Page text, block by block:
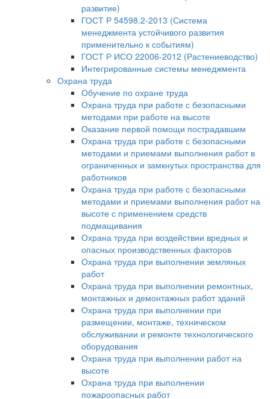
развитие)
ГОСТ Р 54598.2-2013 (Система
менеджмента устойчивого развития
применительно к событиям)
ГОСТ Р ИСО 22006-2012 (Растениеводство)
Интегрированные системы менеджмента
Охрана труда
Обучение по охране труда
Охрана труда при работе с безопасными
методами при работе на высоте
Оказание первой помощи пострадавшим
Охрана труда при работе с безопасными
методами и приемами выполнения работ в
ограниченных и замкнутых пространства для
работников
Охрана труда при работе с безопасными
методами и приемами выполнения работ на
высоте с применением средств
подмащивания
Охрана труда при воздействии вредных и
опасных производственных факторов
Охрана труда при выполнении земляных
работ
Охрана труда при выполнении ремонтных,
монтажных и демонтажных работ зданий
Охрана труда при выполнении при
размещении, монтаже, техническом
обслуживании и ремонте технологического
оборудования
Охрана труда при выполнении работ на
высоте
Охрана труда при выполнении
пожароопасных работ